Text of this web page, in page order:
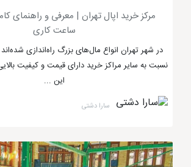
بزرگی در
شهر تهران
آن را می شناسد. این
تهران علاوه بر غرفه های تجاری خود دارای
باشد. همین امر باعث شده تا به
کودکان تبدیل شود. در این مرکز خرید
برندهای متفاوتی را مشاهده کنید که از
بوده و قیمتی مناسب دارند.
مرکز خرید اپال تهران | معرفی و راهنمای
ساعت کاری
در شهر تهران انواع مال‌های بزرگ راه‌اندازی
نسبت به سایر مراکز خرید دارای قیمت و کیفیت
این ...
سارا دشتی